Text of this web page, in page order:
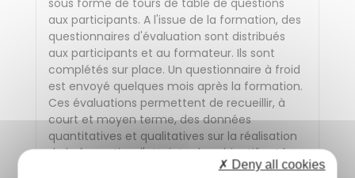
sous forme de tours de table de questions
aux participants. A l'issue de la formation, des
questionnaires d'évaluation sont distribués
aux participants et au formateur. Ils sont
complétés sur place. Un questionnaire à froid
est envoyé quelques mois après la formation.
Ces évaluations permettent de recueillir, à
court et moyen terme, des données
quantitatives et qualitatives sur la réalisation
de la formation, l'atteinte des objectifs et les
futurs besoins en formation. Elles sont traitées
✗ Deny all cookies